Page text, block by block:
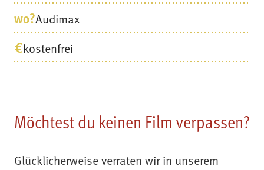
wo?Audimax
€kostenfrei
Möchtest du keinen Film verpassen?
Glücklicherweise verraten wir in unserem